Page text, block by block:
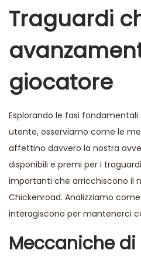
Traguardi
giocatore
Esplorando le fasi fondamentali
utente, osserviamo come le
affettino davvero la nostra
disponibili e premi per i
importanti che arricchiscono il
Chickenroad. Analizziamo
interagiscono per mantenerci
Meccaniche